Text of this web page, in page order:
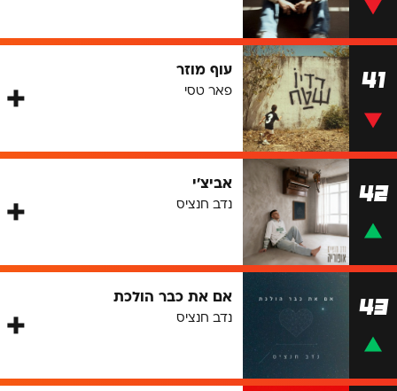
41 עוף מוזר
פאר טסי
42 אביצ'י
נדב חנציס
43 אם את כבר הולכת
נדב חנציס